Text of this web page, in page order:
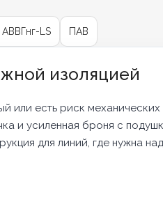
АВВГнг-LS ПАВ
изоляцией
или есть риск механических
и усиленная броня с
для линий, где нужна